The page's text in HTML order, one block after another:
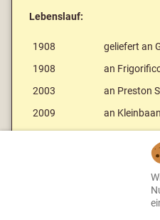
Lebenslauf:
1908
geliefert an
1908
an
2003
an Preston
2009
an
Zurück zur